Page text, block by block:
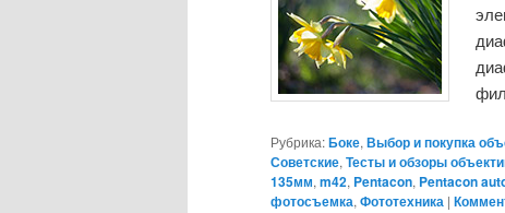
Рубрика:Боке, Выбор и покупка
Советские, Тесты и обзоры
135мм, m42, Pentacon, Pentacon
фотосъемка, Фототехника |